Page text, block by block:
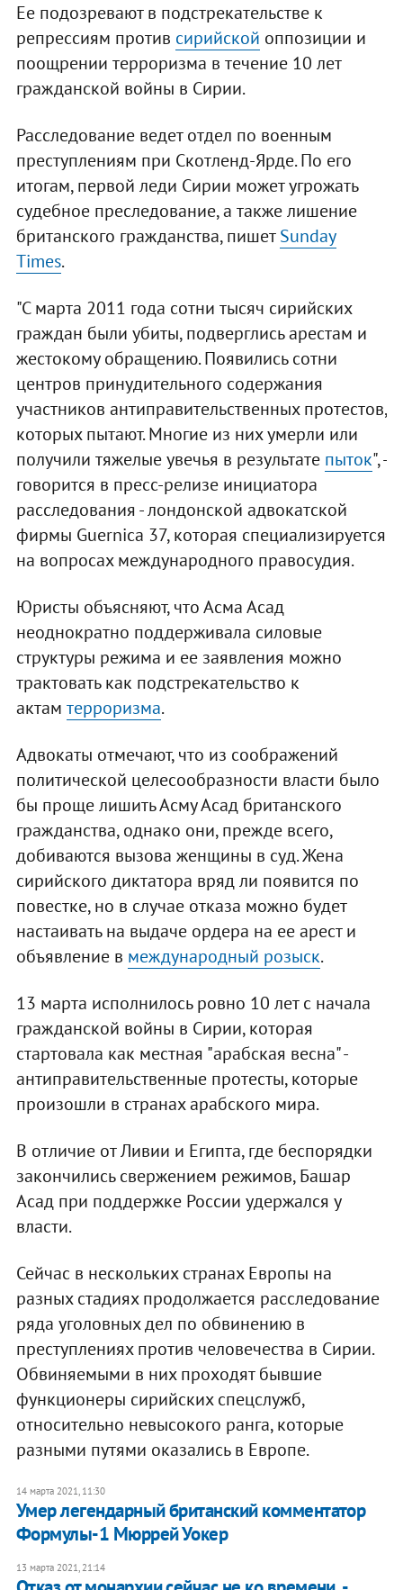
Ее подозревают в подстрекательстве к
репрессиям против сирийской оппозиции и
поощрении терроризма в течение 10 лет
гражданской войны в Сирии.
Расследование ведет отдел по военным
преступлениям при Скотленд-Ярде. По его
итогам, первой леди Сирии может угрожать
судебное преследование, а также лишение
британского гражданства, пишетSunday
Times.
"С марта 2011 года сотни тысяч сирийских
граждан были убиты, подверглись арестам и
жестокому обращению. Появились сотни
центров принудительного содержания
участников антиправительственных протестов,
которых пытают. Многие из них умерли или
получили тяжелые увечья в результате пыток", -
говорится в пресс-релизе инициатора
расследования - лондонской адвокатской
фирмы Guernica 37, которая специализируется
на вопросах международного правосудия.
Юристы объясняют, что Асма Асад
неоднократно поддерживала силовые
структуры режима и ее заявления можно
трактовать как подстрекательство к
актам терроризма.
Адвокаты отмечают, что из соображений
политической целесообразности власти было
бы проще лишить Асму Асад британского
гражданства, однако они, прежде всего,
добиваются вызова женщины в суд. Жена
сирийского диктатора вряд ли появится по
повестке, но в случае отказа можно будет
настаивать на выдаче ордера на ее арест и
объявление в международный розыск.
13 марта исполнилось ровно 10 лет с начала
гражданской войны в Сирии, которая
стартовала как местная "арабская весна" -
антиправительственные протесты, которые
произошли в странах арабского мира.
В отличие от Ливии и Египта, где беспорядки
закончились свержением режимов, Башар
Асад при поддержке России удержался у
власти.
Сейчас в нескольких странах Европы на
разных стадиях продолжается расследование
ряда уголовных дел по обвинению в
преступлениях против человечества в Сирии.
Обвиняемыми в них проходят бывшие
функционеры сирийских спецслужб,
относительно невысокого ранга, которые
разными путями оказались в Европе.
14 марта 2021, 11:30
Умер легендарный британский комментатор
Формулы-1 Мюррей Уокер
13 марта 2021, 21:14